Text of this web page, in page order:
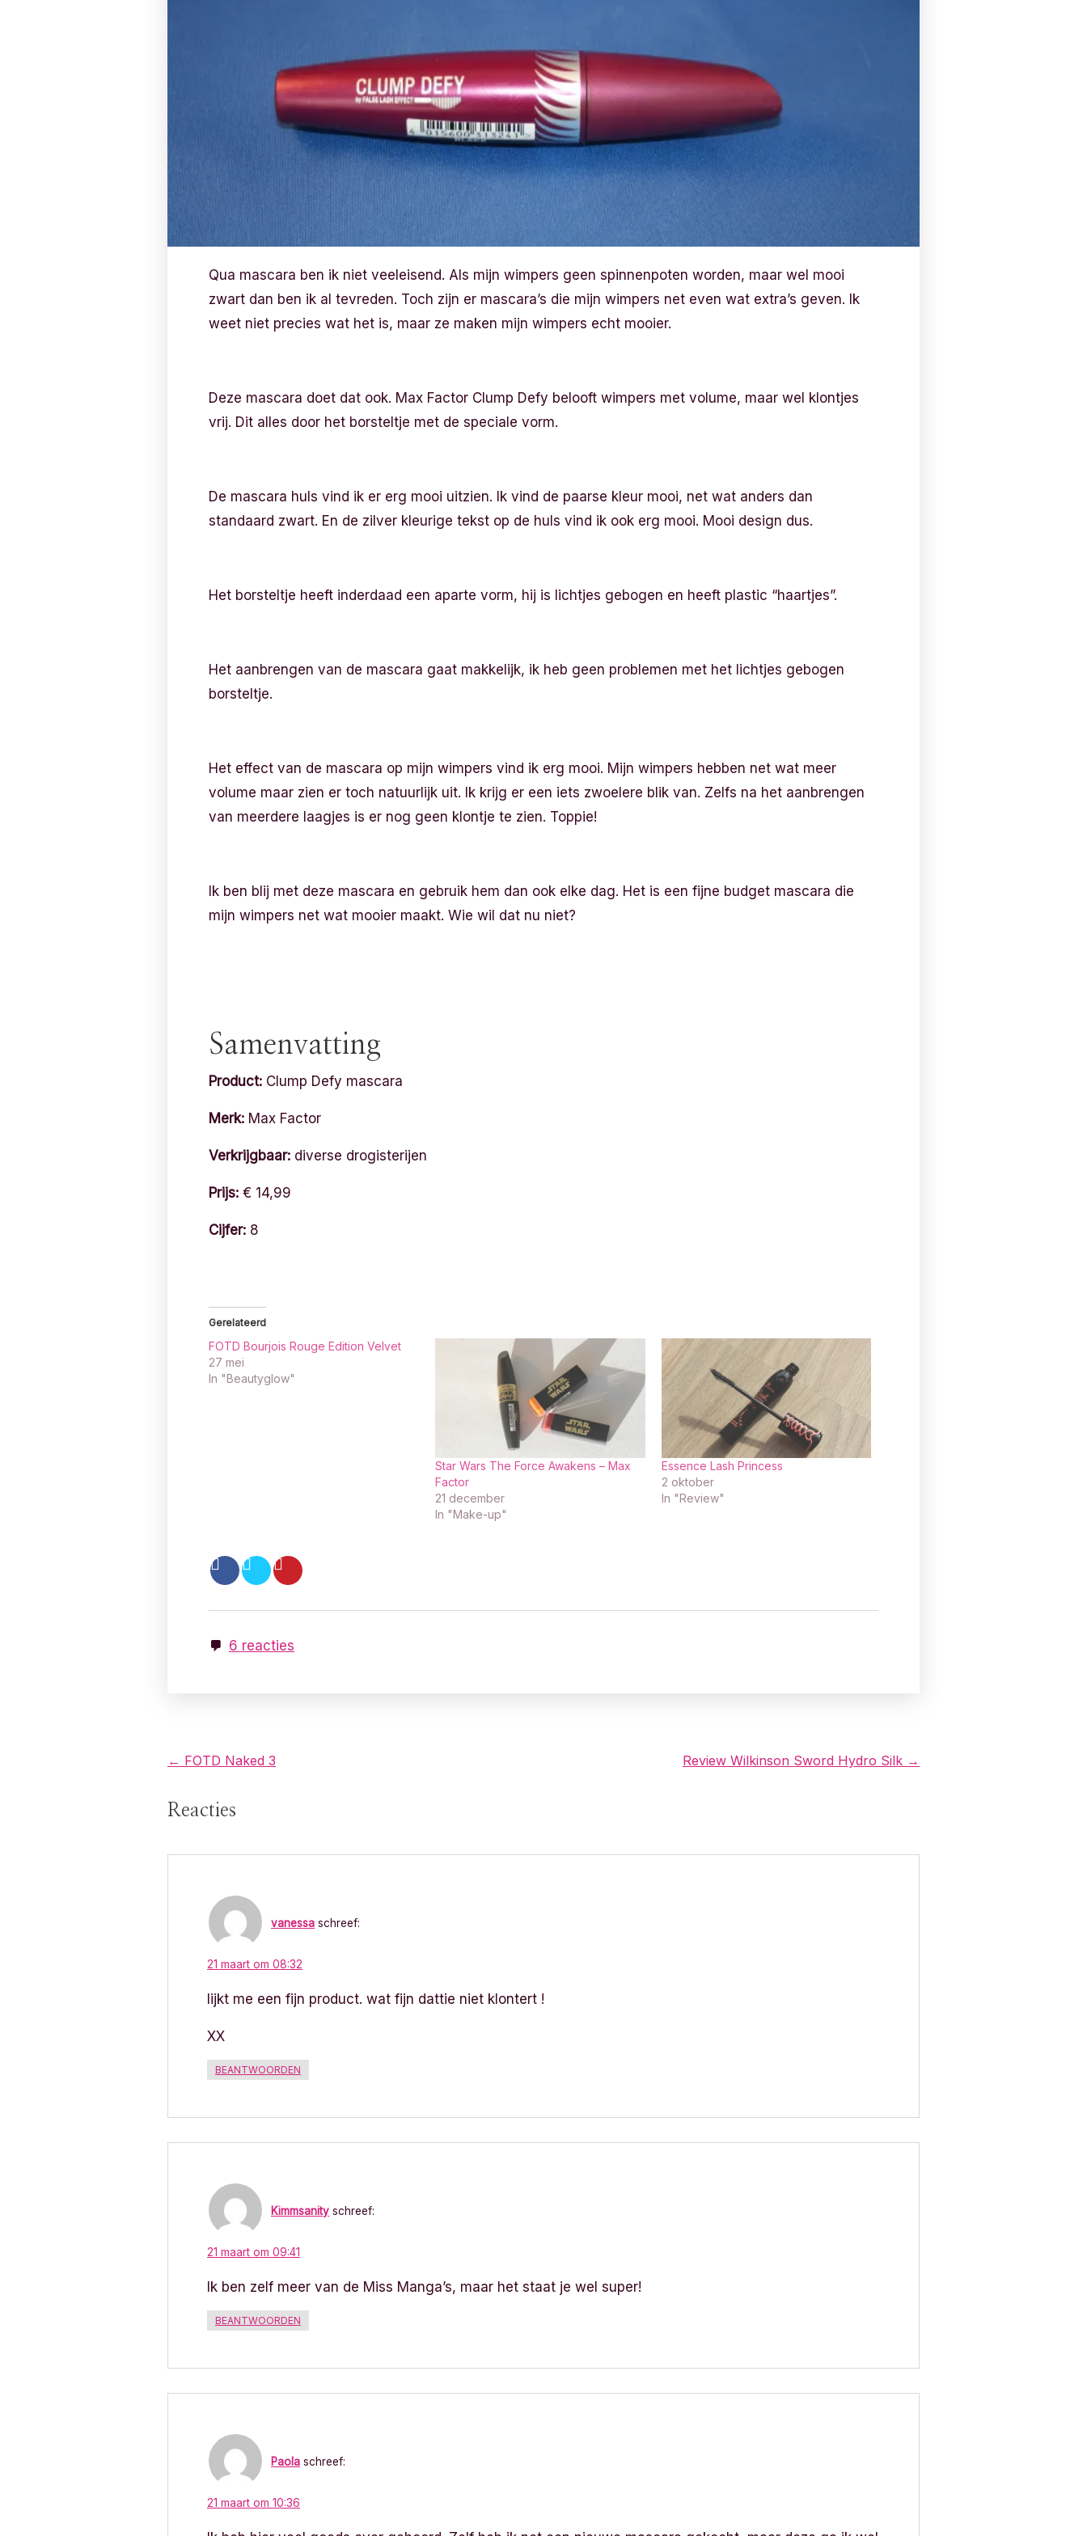
Qua mascara ben ik niet veeleisend. Als mijn wimpers geen spinnenpoten worden, maar wel mooi
zwart dan ben ik al tevreden. Toch zijn er mascara’s die mijn wimpers net even wat extra’s geven. Ik
weet niet precies wat het is, maar ze maken mijn wimpers echt mooier.
Deze mascara doet dat ook. Max Factor Clump Defy belooft wimpers met volume, maar wel klontjes
vrij. Dit alles door het borsteltje met de speciale vorm.
De mascara huls vind ik er erg mooi uitzien. Ik vind de paarse kleur mooi, net wat anders dan
standaard zwart. En de zilver kleurige tekst op de huls vind ik ook erg mooi. Mooi design dus.
Het borsteltje heeft inderdaad een aparte vorm, hij is lichtjes gebogen en heeft plastic “haartjes”.
Het aanbrengen van de mascara gaat makkelijk, ik heb geen problemen met het lichtjes gebogen
borsteltje.
Het effect van de mascara op mijn wimpers vind ik erg mooi. Mijn wimpers hebben net wat meer
volume maar zien er toch natuurlijk uit. Ik krijg er een iets zwoelere blik van. Zelfs na het aanbrengen
van meerdere laagjes is er nog geen klontje te zien. Toppie!
Ik ben blij met deze mascara en gebruik hem dan ook elke dag. Het is een fijne budget mascara die
mijn wimpers net wat mooier maakt. Wie wil dat nu niet?
Samenvatting
Product: Clump Defy mascara
Merk: Max Factor
Verkrijgbaar: diverse drogisterijen
Prijs: € 14,99
Cijfer: 8
Gerelateerd
FOTD Bourjois Rouge Edition Velvet
27 mei
In "Beautyglow"
Star Wars The Force Awakens – Max
Factor
21 december
In "Make-up"
Essence Lash Princess
2 oktober
In "Review"
6 reacties
B
e
i
g
← FOTD Naked 3 Review Wilkinson Sword Hydro Silk →
Reacties
vanessa schreef:
21 maart om 08:32
lijkt me een fijn product. wat fijn dattie niet klontert !
XX
BEANTWOORDEN
Kimmsanity schreef:
21 maart om 09:41
Ik ben zelf meer van de Miss Manga’s, maar het staat je wel super!
BEANTWOORDEN
Paola schreef:
21 maart om 10:36